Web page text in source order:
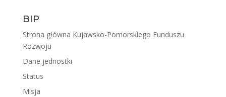
BIP
Strona główna Kujawsko-Pomorskiego Funduszu
Rozwoju
Dane jednostki
Status
Misja